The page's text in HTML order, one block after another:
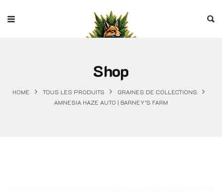
Shop
HOME TOUS LES PRODUITS
GRAINES DE COLLECTIONS
AMNESIA HAZE AUTO | BARNEY’S FARM